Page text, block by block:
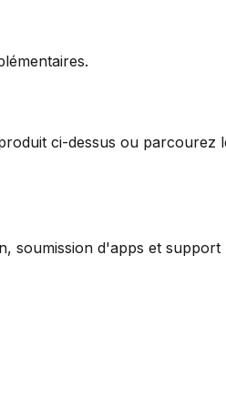
ci-dessus ou parcourez
soumission d'apps et